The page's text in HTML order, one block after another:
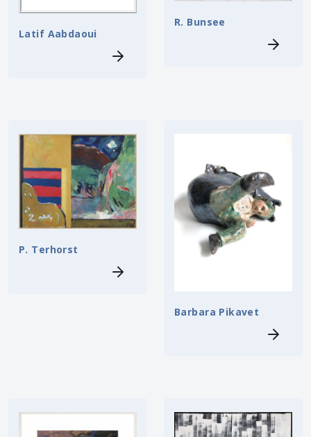
Latif Aabdaoui
R. Bunsee
P. Terhorst
Barbara Pikavet